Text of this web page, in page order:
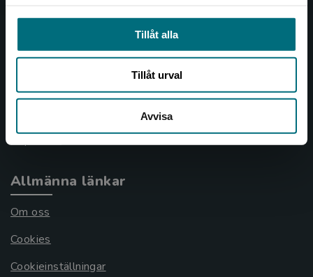
Tillåt alla
Tillåt urval
Avvisa
Kontakta kundservice
Allmänna länkar
Om oss
Cookies
Cookieinställningar